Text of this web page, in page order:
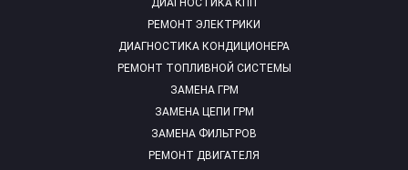
ДИАГНОСТИКА КПП
РЕМОНТ ЭЛЕКТРИКИ
ДИАГНОСТИКА КОНДИЦИОНЕРА
РЕМОНТ ТОПЛИВНОЙ СИСТЕМЫ
ЗАМЕНА ГРМ
ЗАМЕНА ЦЕПИ ГРМ
ЗАМЕНА ФИЛЬТРОВ
РЕМОНТ ДВИГАТЕЛЯ